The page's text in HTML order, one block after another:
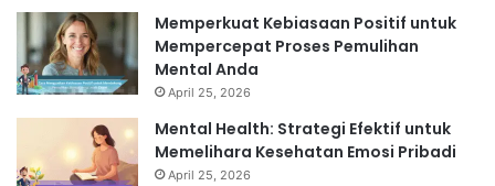
Memperkuat Kebiasaan Positif untuk
Mempercepat Proses Pemulihan
Mental Anda
April 25, 2026
Mental Health: Strategi Efektif untuk
Memelihara Kesehatan Emosi Pribadi
April 25, 2026